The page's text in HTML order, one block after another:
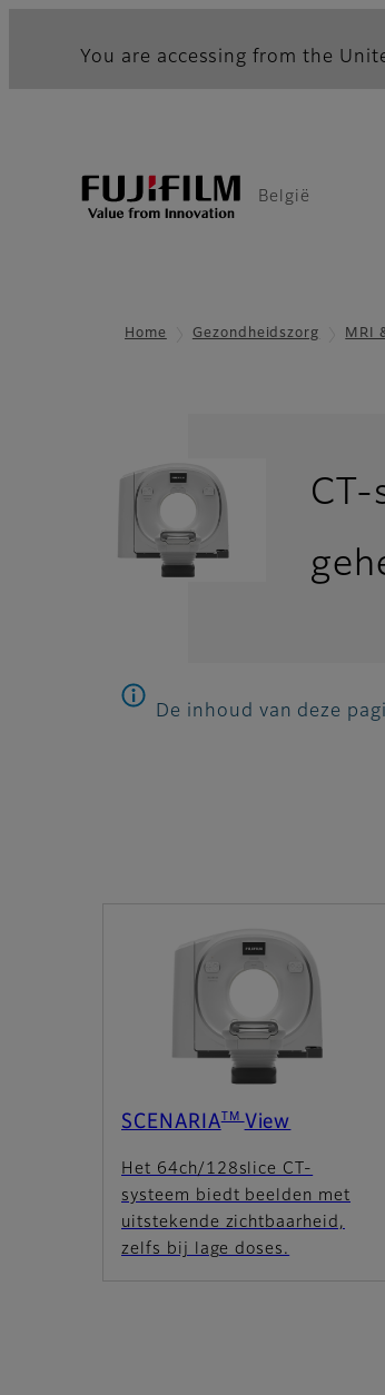
You are accessing from the
België
Home Gezondheidszorg MRI
De inhoud van deze
SCENARIA TM View
Het 64ch/128slice CT-
systeem biedt beelden met
uitstekende zichtbaarheid,
zelfs bij lage doses.